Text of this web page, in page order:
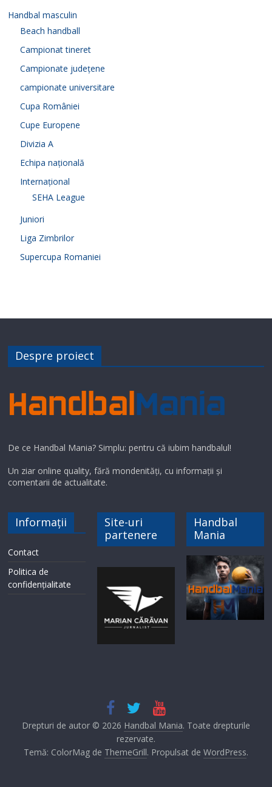
Handbal masculin
Beach handball
Campionat tineret
Campionate județene
campionate universitare
Cupa României
Cupe Europene
Divizia A
Echipa națională
Internațional
SEHA League
Juniori
Liga Zimbrilor
Supercupa Romaniei
Despre proiect
De ce Handbal Mania? Simplu: pentru că iubim handbalul!
Un ziar online quality, fără mondenități, cu informații și
comentarii de actualitate.
Informații
Contact
Politica de
confidențialitate
Site-uri
partenere
Handbal
Mania
Drepturi de autor © 2026 Handbal Mania. Toate drepturile
rezervate.
Temă: ColorMag de ThemeGrill. Propulsat de WordPress.